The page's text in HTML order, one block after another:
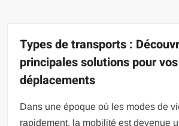
Types de transports :
principales solutions pour vos
déplacements
Dans une époque où les modes de
rapidement, la mobilité est devenue